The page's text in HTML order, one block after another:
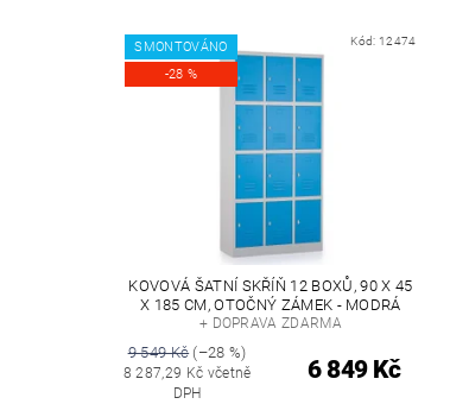
SMONTOVÁNO
-28 %
Kód: 12474
KOVOVÁ ŠATNÍ SKŘÍŇ 12 BOXŮ, 90 X 45
X 185 CM, OTOČNÝ ZÁMEK - MODRÁ
+ DOPRAVA ZDARMA
9 549 Kč(–28 %)
8 287,29 Kč včetně
DPH
6 849 Kč